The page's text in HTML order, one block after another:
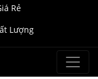
Rẻ
Lượng